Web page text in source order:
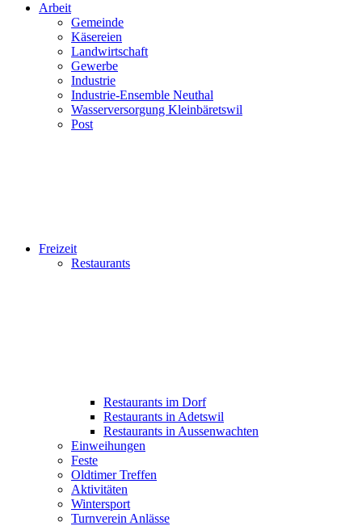
Arbeit
Gemeinde
Käsereien
Landwirtschaft
Gewerbe
Industrie
Industrie-Ensemble Neuthal
Wasserversorgung Kleinbäretswil
Post
Freizeit
Restaurants
Restaurants im Dorf
Restaurants in Adetswil
Restaurants in Aussenwachten
Einweihungen
Feste
Oldtimer Treffen
Aktivitäten
Wintersport
Turnverein Anlässe